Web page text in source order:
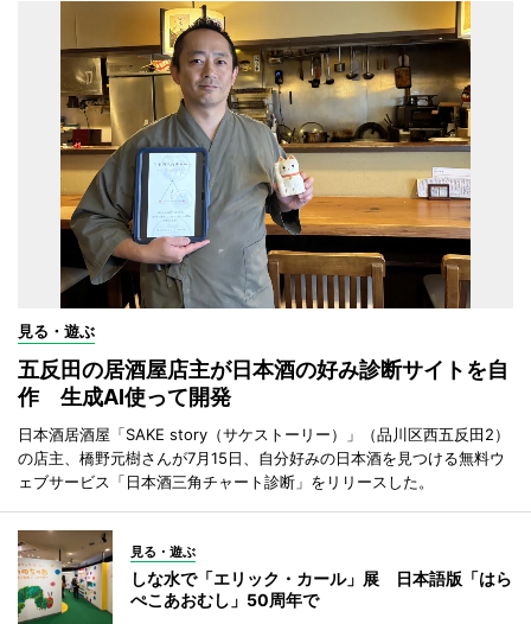
見る・遊ぶ
五反田の居酒屋店主が日本酒の好み診断サイトを自
作 生成AI使って開発
日本酒居酒屋「SAKE story（サケストーリー）」（品川区西五反田2）
の店主、橋野元樹さんが7月15日、自分好みの日本酒を見つける無料ウ
ェブサービス「日本酒三角チャート診断」をリリースした。
見る・遊ぶ
しな水で「エリック・カール」展 日本語版「はら
ぺこあおむし」50周年で